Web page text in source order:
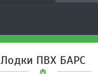
Лодки ПВХ БАРС